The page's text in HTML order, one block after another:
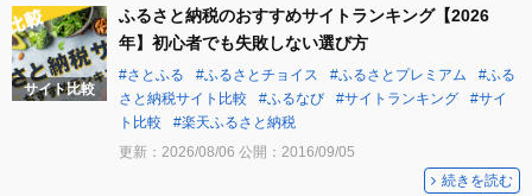
ふるさと納税のおすすめサイトランキング【2026
年】初心者でも失敗しない選び方
さとふる ふるさとチョイス ふるさとプレミアム
ふる
さと納税サイト比較
ふるなび サイトランキング
サイ
ト比較
楽天ふるさと納税
更新： 2026/08/06 公開： 2016/09/05
続きを読む
サイト比較